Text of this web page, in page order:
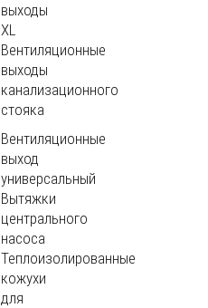
выходы
XL
Вентиляционные
выходы
канализационного
стояка
Вентиляционные
выход
универсальный
Вытяжки
центрального
насоса
Теплоизолированные
кожухи
для